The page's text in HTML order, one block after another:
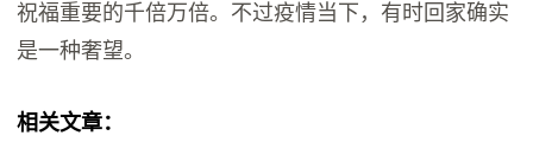
祝福重要的千倍万倍。不过疫情当下，有时回家确实
是一种奢望。
相关文章：